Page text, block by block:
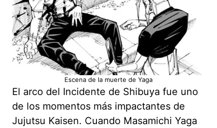
Escena de la muerte de Yaga
El arco del Incidente de Shibuya fue uno
de los momentos más impactantes de
Jujutsu Kaisen. Cuando Masamichi Yaga